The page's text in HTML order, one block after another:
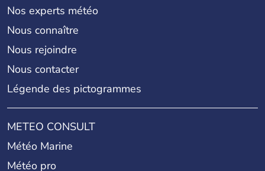
Nos experts météo
Nous connaître
Nous rejoindre
Nous contacter
Légende des pictogrammes
METEO CONSULT
Météo Marine
Météo pro